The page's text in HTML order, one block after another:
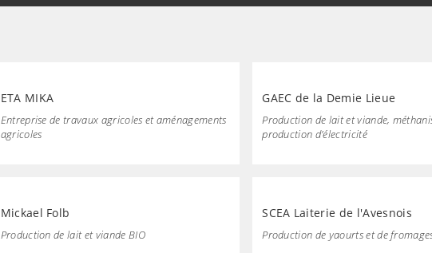
ETA MIKA
Entreprise de travaux agricoles et aménagements
agricoles
GAEC de la Demie Lieue
Production de lait et viande,
production d’électricité
Mickael Folb
Production de lait et viande BIO
SCEA Laiterie de l'Avesnois
Production de yaourts et de